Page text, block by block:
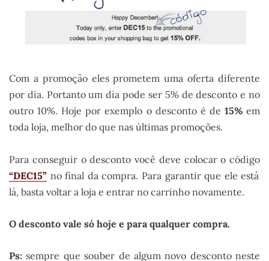
Com a promoção eles prometem uma oferta diferente
por dia. Portanto um dia pode ser 5% de desconto e no
outro 10%. Hoje por exemplo o desconto é de 15%em
toda loja, melhor do que nas últimas promoções.
Para conseguir o desconto você deve colocar o código
“DEC15” no final da compra. Para garantir que ele está
lá, basta voltar a loja e entrar no carrinho novamente.
O desconto vale só hoje e para qualquer compra.
Ps: sempre que souber de algum novo desconto neste